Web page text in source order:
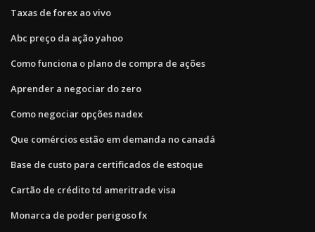
Taxas de forex ao vivo
Abc preço da ação yahoo
Como funciona o plano de compra de ações
Aprender a negociar do zero
Como negociar opções nadex
Que comércios estão em demanda no canadá
Base de custo para certificados de estoque
Cartão de crédito td ameritrade visa
Monarca de poder perigoso fx